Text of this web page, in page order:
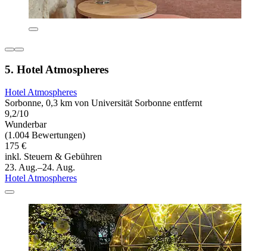
5. Hotel Atmospheres
Hotel Atmospheres
Sorbonne, 0,3 km von Universität Sorbonne entfernt
9,2/10
Wunderbar
(1.004 Bewertungen)
175 €
inkl. Steuern & Gebühren
23. Aug.–24. Aug.
Hotel Atmospheres